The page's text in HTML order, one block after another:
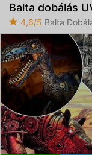
Balta dobálás
4,6/5 Balta